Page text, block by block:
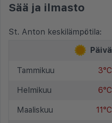
Sää ja ilmasto
St. Anton keskilämpötila:
Päivä
Tammikuu 3°C
Helmikuu 6°C
Maaliskuu 11°C